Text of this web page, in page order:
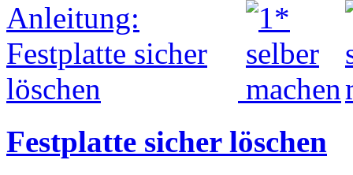
Festplatte sicher löschen